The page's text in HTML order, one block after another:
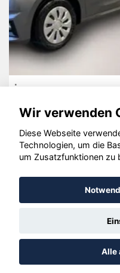
©
Wir verwenden
Diese Webseite
Technologien, um die
um Zusatzfunktionen zu
Alle